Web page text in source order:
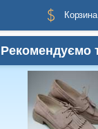
Корзина
Рекомендуємо